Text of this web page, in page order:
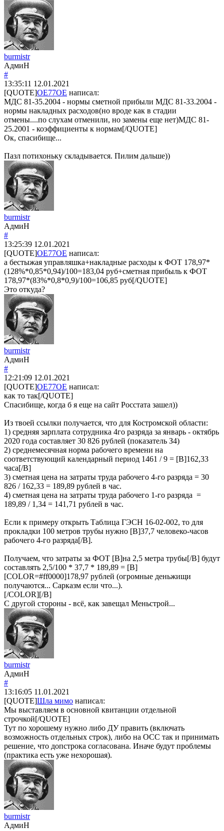
burmistr
АдмиН
#
13:35:11 12.01.2021
[QUOTE]OE77OE написал:
МДС 81-35.2004 - нормы сметной прибыли МДС 81-33.2004 -
нормы накладных расходов(но вроде как в стадии
отмены....по слухам отменили, но замены еще нет)МДС 81-
25.2001 - коэффициенты к нормам[/QUOTE]
Ок, спасибище...
Пазл потихоньку складывается. Пилим дальше))
burmistr
АдмиН
#
13:25:39 12.01.2021
[QUOTE]OE77OE написал:
а бестыжая управляшка+накладные расходы к ФОТ 178,97*
(128%*0,85*0,94)/100=183,04 руб+сметная прибыль к ФОТ
178,97*(83%*0,8*0,9)/100=106,85 руб[/QUOTE]
Это откуда?
burmistr
АдмиН
#
12:21:09 12.01.2021
[QUOTE]OE77OE написал:
как то так[/QUOTE]
Спасибище, когда б я еще на сайт Росстата зашел))
Из твоей ссылки получается, что для Костромской области:
1) средняя зарплата сотрудника 4го разряда за январь - октябрь
2020 года составляет 30 826 рублей (показатель З4)
2) среднемесячная норма рабочего времени на
соответствующий календарный период 1461 / 9 = [B]162,33
часа[/B]
3) сметная цена на затраты труда рабочего 4-го разряда = 30
826 / 162,33 = 189,89 рублей в час.
4) сметная цена на затраты труда рабочего 1-го разряда =
189,89 / 1,34 = 141,71 рублей в час.
Если к примеру открыть Таблица ГЭСН 16-02-002, то для
прокладки 100 метров трубы нужно [B]37,7 человеко-часов
рабочего 4-го разряда[/B].
Получаем, что затраты за ФОТ [B]на 2,5 метра трубы[/B] будут
составлять 2,5/100 * 37,7 * 189,89 = [B]
[COLOR=#ff0000]178,97 рублей (огромные деньжищи
получаются... Сарказм если что...).
[/COLOR][/B]
С другой стороны - всё, как завещал Меньстрой...
burmistr
АдмиН
#
13:16:05 11.01.2021
[QUOTE]Шла мимо написал:
Мы выставляем в основной квитанции отдельной
строчкой[/QUOTE]
Тут по хорошему нужно либо ДУ править (включать
возможность отдельных строк), либо на ОСС так и принимать
решение, что допстрока согласована. Иначе будут проблемы
(практика есть уже нехорошая).
burmistr
АдмиН